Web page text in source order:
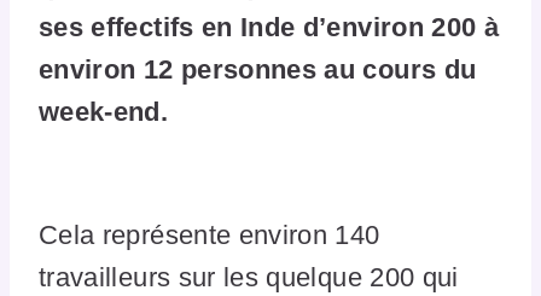
ses effectifs en Inde d’environ 200 à
environ 12 personnes au cours du
week-end.
Cela représente environ 140
travailleurs sur les quelque 200 qui